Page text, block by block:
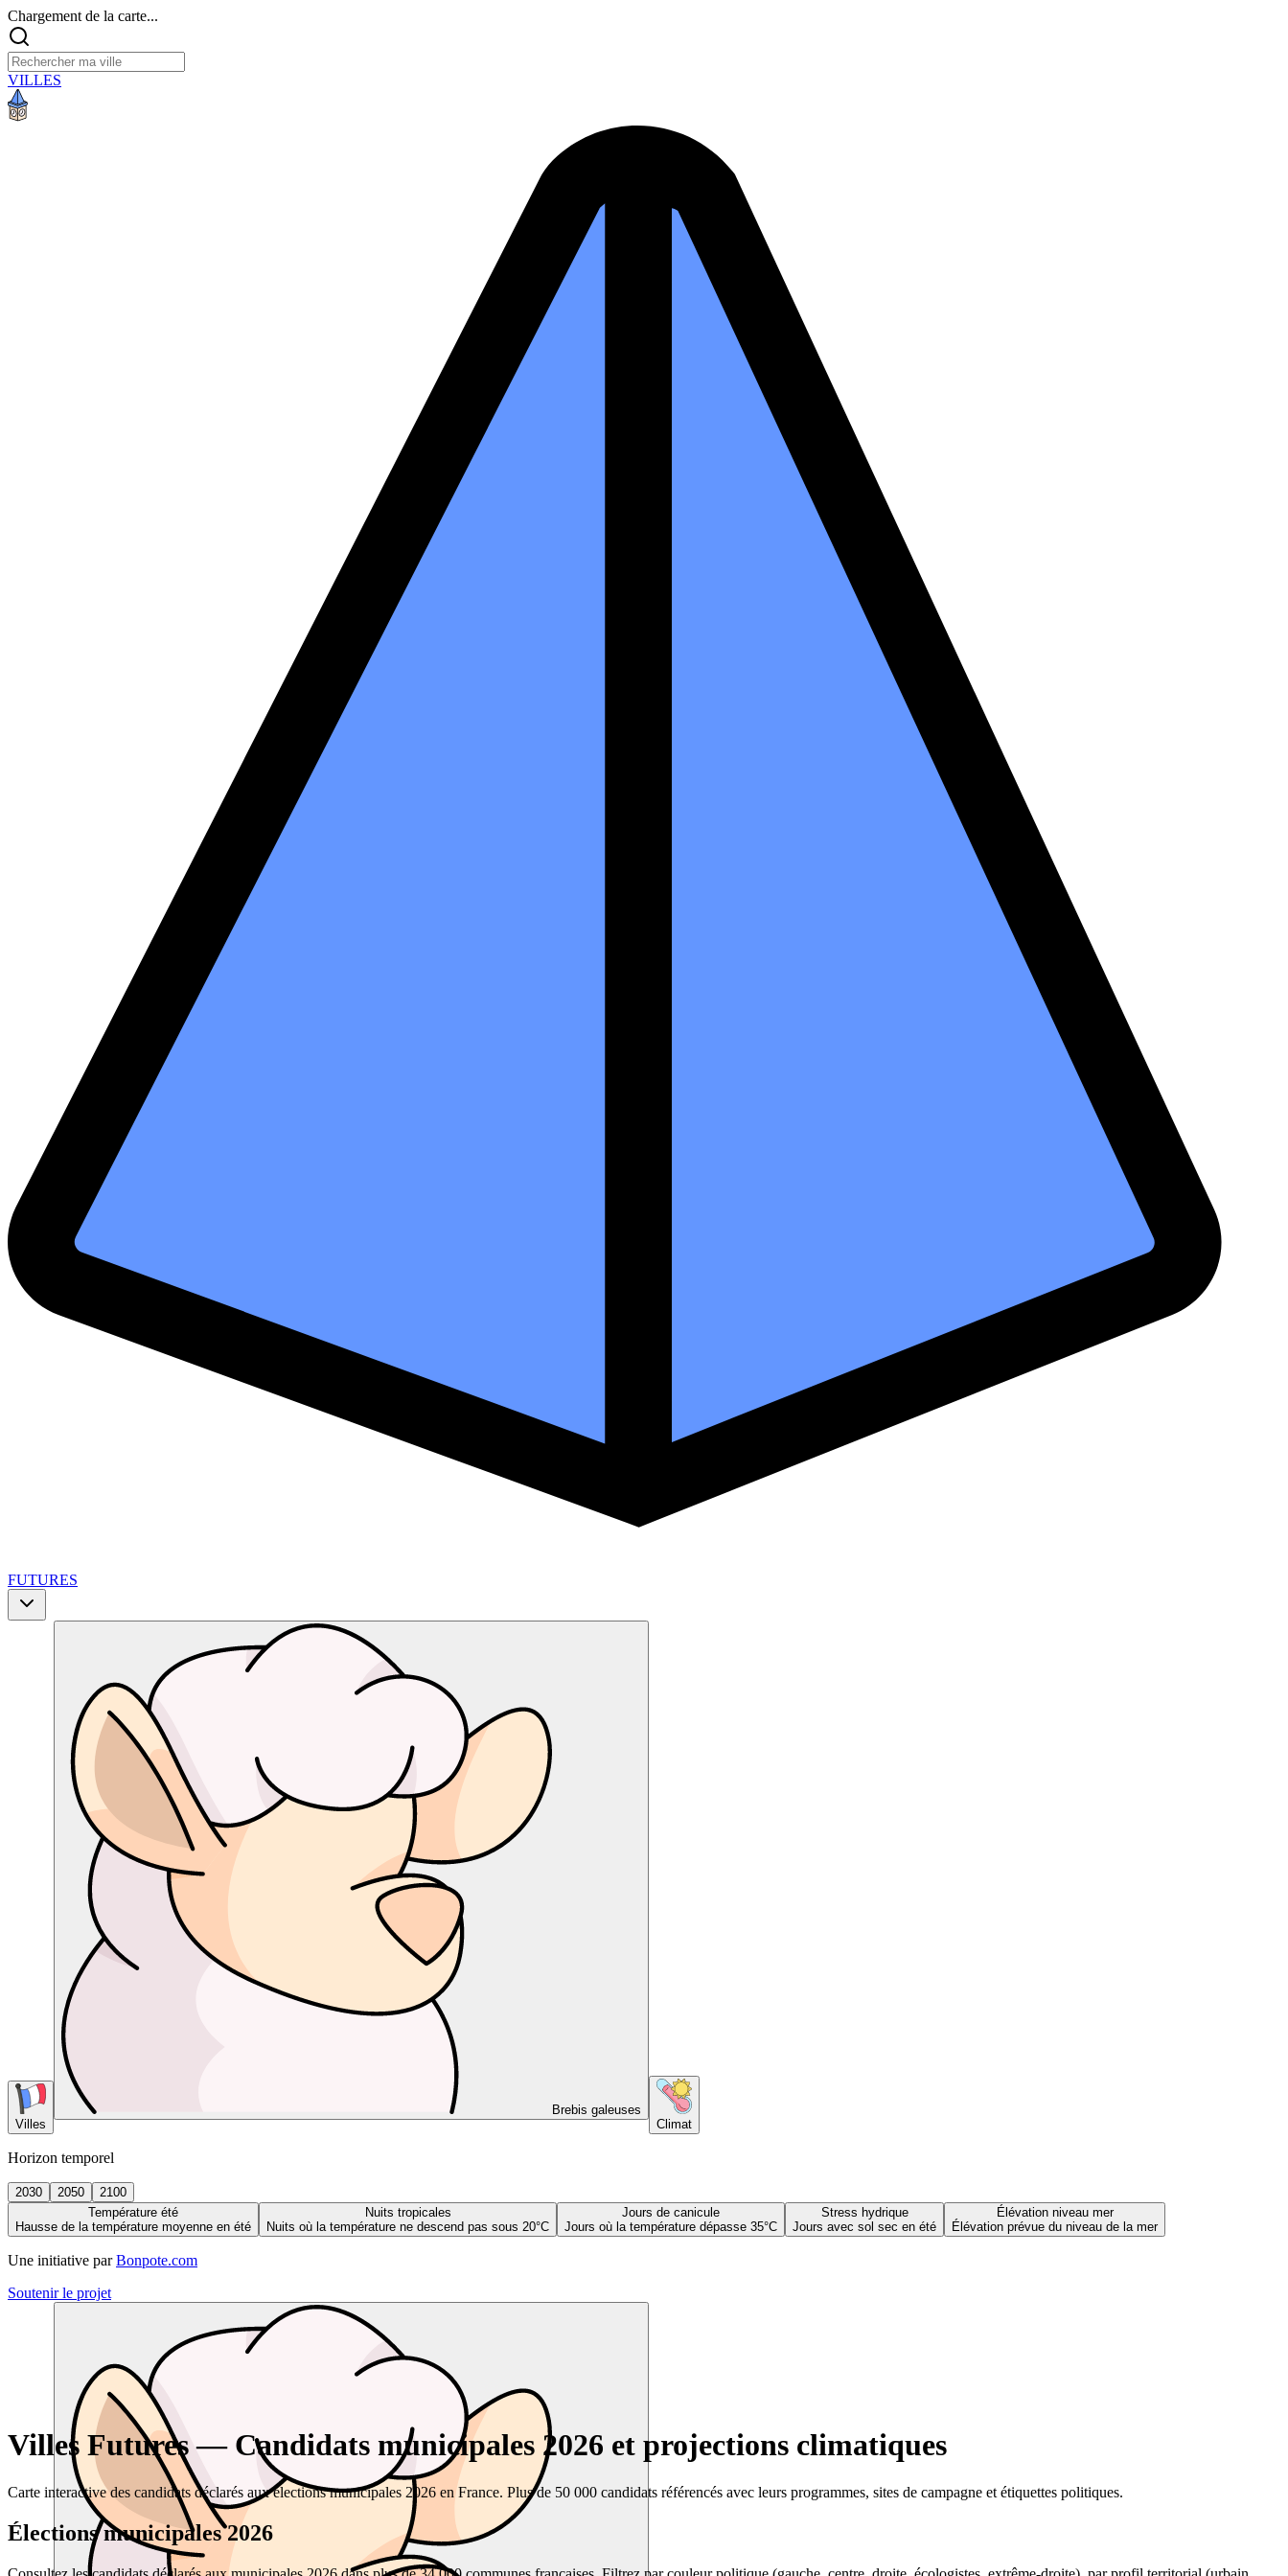
Chargement de la carte...
VILLES
FUTURES
Villes
Brebis galeuses
Climat
Horizon temporel
2030 2050
2100
Température été
Hausse de la température moyenne en été
Nuits tropicales
Nuits où la température ne descend pas sous 20°C
Jours de canicule
Jours où la température dépasse 35°C
Stress hydrique
Jours avec sol sec en été
Élévation niveau mer
Élévation prévue du niveau de la mer
Une initiative par Bonpote.com
Soutenir le projet
Villes Futures — Candidats municipales 2026 et projections climatiques
Carte interactive des candidats déclarés aux élections municipales 2026 en France. Plus de 50 000 candidats référencés avec leurs programmes, sites de campagne et étiquettes politiques.
Élections municipales 2026